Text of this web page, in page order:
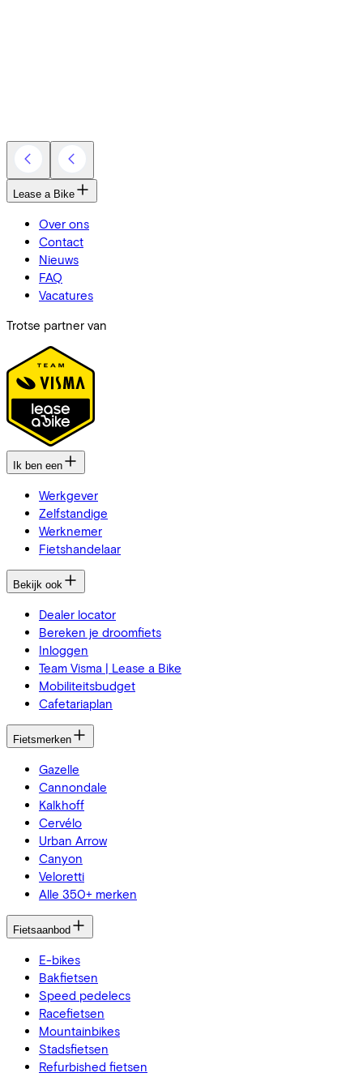
Lease a Bike
Over ons
Contact
Nieuws
FAQ
Vacatures
Trotse partner van
Ik ben een
Werkgever
Zelfstandige
Werknemer
Fietshandelaar
Bekijk ook
Dealer locator
Bereken je droomfiets
Inloggen
Team Visma | Lease a Bike
Mobiliteitsbudget
Cafetariaplan
Fietsmerken
Gazelle
Cannondale
Kalkhoff
Cervélo
Urban Arrow
Canyon
Veloretti
Alle 350+ merken
Fietsaanbod
E-bikes
Bakfietsen
Speed pedelecs
Racefietsen
Mountainbikes
Stadsfietsen
Refurbished fietsen